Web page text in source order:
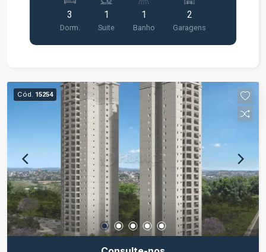
decorado;
3
Dorm.
1
Suite
1
Banho
2
Garagens
Cód. 15254